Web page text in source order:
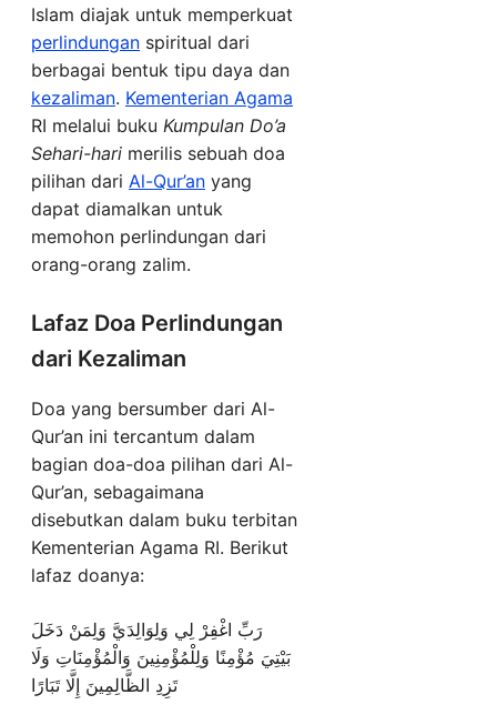
Islam diajak untuk memperkuat
perlindungan spiritual dari
berbagai bentuk tipu daya dan
kezaliman. Kementerian Agama
RI melalui buku Kumpulan Do’a
Sehari-hari merilis sebuah doa
pilihan dari Al-Qur’an yang
dapat diamalkan untuk
memohon perlindungan dari
orang-orang zalim.
Lafaz Doa Perlindungan
dari Kezaliman
Doa yang bersumber dari Al-
Qur’an ini tercantum dalam
bagian doa-doa pilihan dari Al-
Qur’an, sebagaimana
disebutkan dalam buku terbitan
Kementerian Agama RI. Berikut
lafaz doanya:
رَبِّ اغْفِرْ لِي وَلِوَالِدَيَّ وَلِمَنْ دَخَلَ
بَيْتِيَ مُؤْمِنًا وَلِلْمُؤْمِنِينَ وَالْمُؤْمِنَاتِ وَلَا
تَزِدِ الظَّالِمِينَ إِلَّا تَبَارًا